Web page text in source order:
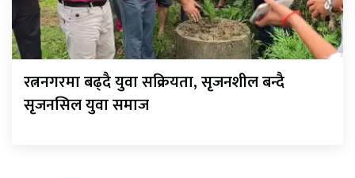
रत्ननगरमा बढ्दै युवा सक्रियता, सृजनशील बन्दै
सृजनसिल युवा समाज